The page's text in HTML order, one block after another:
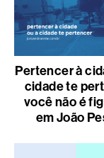
Pertencer à
cidade te
você não é
em João